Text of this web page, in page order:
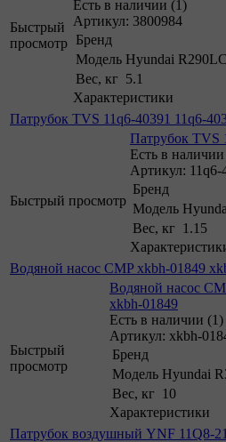
Быстрый
просмотр
Есть в наличии (1)
Артикул: 3800984
Бренд
Модель Hyundai
Вес, кг 5.1
Характеристики
Патрубок TVS 11q6-40391 11q6-
Быстрый просмотр
Патрубок TVS
Есть в
Артикул: 11q6-
Бренд
Модель
Вес, кг
1.15
Водяной насос CMP xkbh-01849
Быстрый
просмотр
Водяной насос
xkbh-01849
Есть в наличии (1)
Артикул: xkbh-
Бренд
Модель Hyundai
Вес, кг
10
Характеристики
Патрубок воздушный YNF 11Q8-